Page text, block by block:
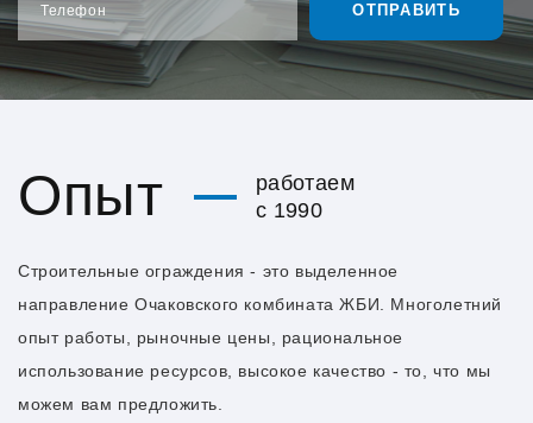
Телефон ОТПРАВИТЬ
Опыт
работаем
с 1990
Строительные ограждения - это выделенное
направление Очаковского комбината ЖБИ. Многолетний
опыт работы, рыночные цены, рациональное
использование ресурсов, высокое качество - то, что мы
можем вам предложить.